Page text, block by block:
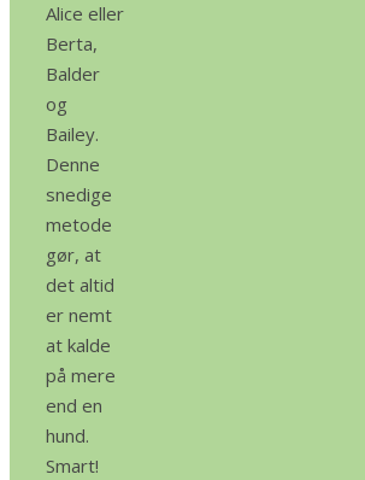
Alice eller
Berta,
Balder
og
Bailey.
Denne
snedige
metode
gør, at
det altid
er nemt
at kalde
på mere
end en
hund.
Smart!